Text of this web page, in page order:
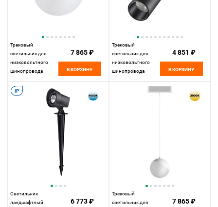
Трековый
светильник для
низковольтного
шинопровода
10W*3000 К,
Novotech Shino Smal,
7 865 ₽
В КОРЗИНУ
Трековый
светильник для
низковольтного
шинопровода
4 851 ₽
В КОРЗИНУ
IP
Светильник
ландшафтный
6 773 ₽
Трековый
светильник для
7 865 ₽